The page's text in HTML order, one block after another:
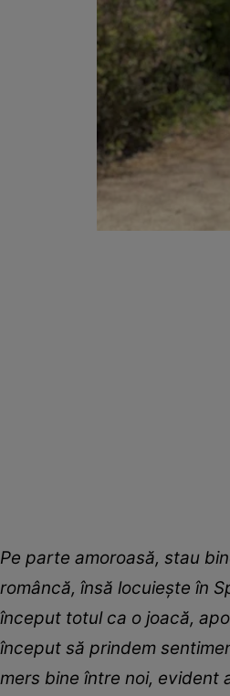
Pe parte amoroasă, stau
româncă, însă locuiește în
început totul ca o joacă,
început să prindem
mers bine între noi, evident